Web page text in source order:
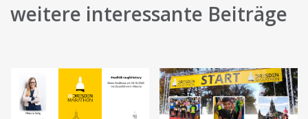
weitere interessante Beiträge